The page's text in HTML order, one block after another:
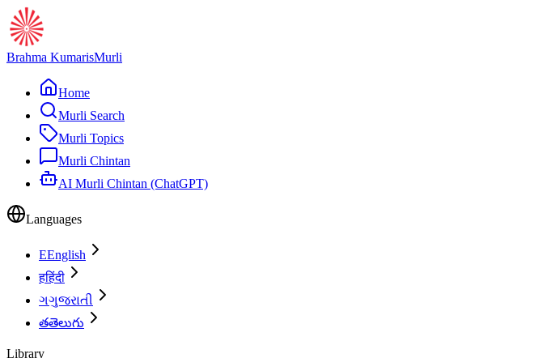
Brahma KumarisMurli
Home
Murli Search
Murli Topics
Murli Chintan
AI Murli Chintan (ChatGPT)
Languages
EEnglish
हहिंदी
ગગુજરાતી
తతెలుగు
Library